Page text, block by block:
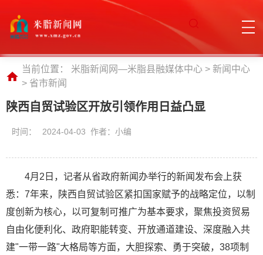
当前位置： 米脂新闻网—米脂县融媒体中心 > 新闻中心
> 省市新闻
陕西自贸试验区开放引领作用日益凸显
时间： 2024-04-03 作者：小编
4月2日，记者从省政府新闻办举行的新闻发布会上获
悉：7年来，陕西自贸试验区紧扣国家赋予的战略定位，以制
度创新为核心，以可复制可推广为基本要求，聚焦投资贸易
自由化便利化、政府职能转变、开放通道建设、深度融入共
建"一带一路"大格局等方面，大胆探索、勇于突破，38项制